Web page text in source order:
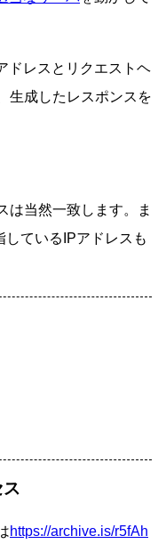
ドレスとリクエストヘ
生成したレスポンスを
は当然一致します。ま
しているIPアドレスも
https://archive.is/r5fAh